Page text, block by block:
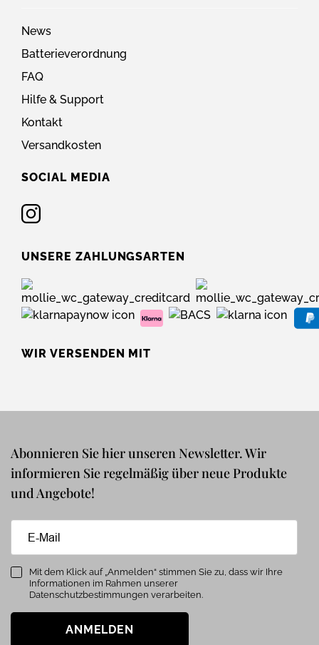
News
Batterieverordnung
FAQ
Hilfe & Support
Kontakt
Versandkosten
SOCIAL MEDIA
UNSERE ZAHLUNGSARTEN
WIR VERSENDEN MIT
Abonnieren Sie hier unseren Newsletter. Wir
informieren Sie regelmäßig über neue Produkte
und Angebote!
Mit dem Klick auf „Anmelden“ stimmen Sie zu, dass wir Ihre
Informationen im Rahmen unserer
Datenschutzbestimmungen verarbeiten.
ANMELDEN